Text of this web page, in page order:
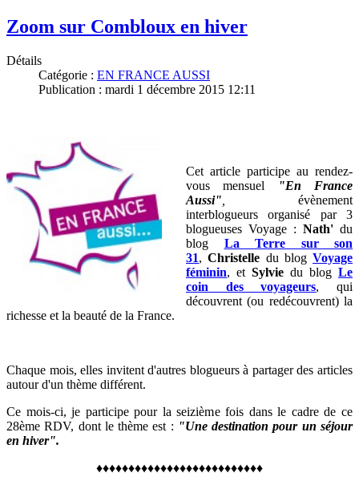
Zoom sur Combloux en hiver
Détails
Catégorie : EN FRANCE AUSSI
Publication : mardi 1 décembre 2015 12:11
Cet article participe au rendez-
vous mensuel
"En France
Aussi"
évènement
interblogueurs organisé par 3
blogueuses Voyage : Nath' du
blog La Terre sur son
31,Christelle du blog Voyage
féminin, et Sylvie du blog Le
coin des voyageurs, qui
découvrent (ou redécouvrent) la
richesse et la beauté de la France.
Chaque mois, elles invitent d'autres blogueurs à partager des articles
autour d'un thème différent.
Ce mois-ci, je participe pour la seizième fois dans le cadre de ce
28ème RDV, dont le thème est : "Une destination pour un séjour
en hiver".
♦♦♦♦♦♦♦♦♦♦♦♦♦♦♦♦♦♦♦♦♦♦♦♦♦♦